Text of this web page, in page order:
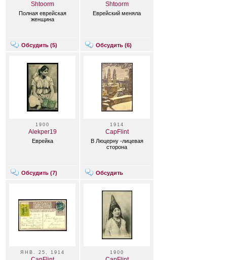
Shtoorm
Полная еврейская
женщина
Обсудить (5)
Shtoorm
Еврейский меняла
Обсудить (6)
1900
Alekper19
Еврейка
Обсудить (7)
1914
CapFlint
В Люцерну -лицевая
сторона
Обсудить
ЯНВ. 25, 1914 1900